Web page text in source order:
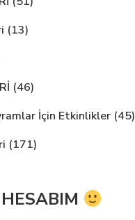
(13)
(46)
İçin Etkinlikler(45)
(171)